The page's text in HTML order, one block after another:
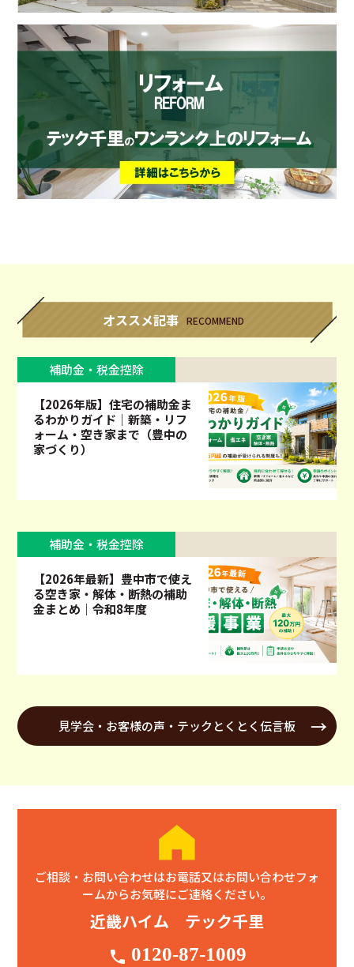
オススメ記事 RECOMMEND
補助金・税金控除
【2026年版】住宅の補助金ま
るわかりガイド｜新築・リフ
ォーム・空き家まで（豊中の
家づくり）
補助金・税金控除
【2026年最新】豊中市で使え
る空き家・解体・断熱の補助
金まとめ｜令和8年度
見学会・お客様の声・テックとくとく伝言板
ご相談・お問い合わせはお電話又はお問い合わせフォ
ームからお気軽にご連絡ください。
近畿ハイム テック千里
phone 0120-87-1009